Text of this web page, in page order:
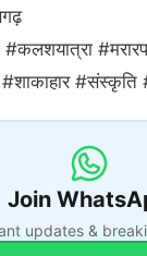
#शाकाहार
Join
updates &